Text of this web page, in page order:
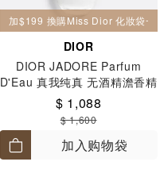
加$199 換購Miss Dior 化妝袋一個
DIOR
DIOR JADORE Parfum
D'Eau 真我纯真 无酒精澹香精
100毫升
$ 1,088
$ 1,600
加入购物袋